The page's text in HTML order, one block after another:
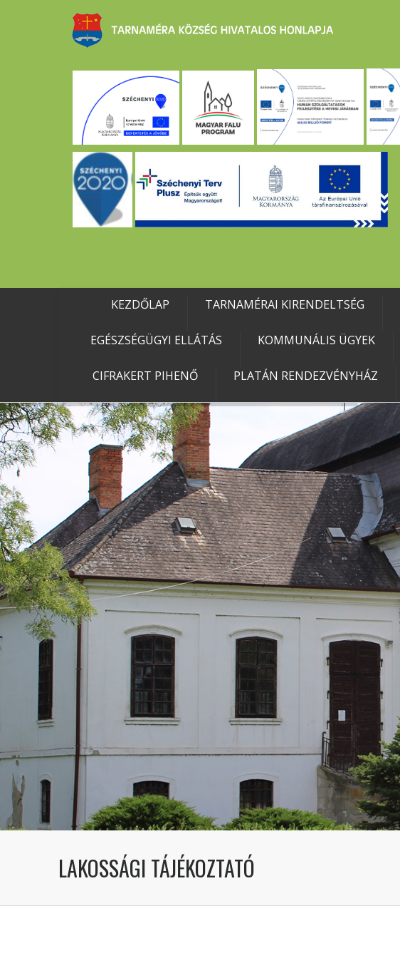
KEZDŐLAP TARNAMÉRAI KIRENDELTSÉG
EGÉSZSÉGÜGYI ELLÁTÁS KOMMUNÁLIS ÜGYEK
CIFRAKERT PIHENŐ PLATÁN RENDEZVÉNYHÁZ
LAKOSSÁGI TÁJÉKOZTATÓ